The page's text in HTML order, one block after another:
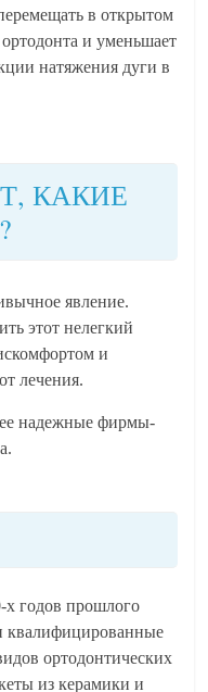
в открытом
и уменьшает
натяжения дуги в
КАКИЕ
явление.
этот нелегкий
и
лечения.
надежные фирмы-
х годов прошлого
квалифицированные
ортодонтических
из керамики и